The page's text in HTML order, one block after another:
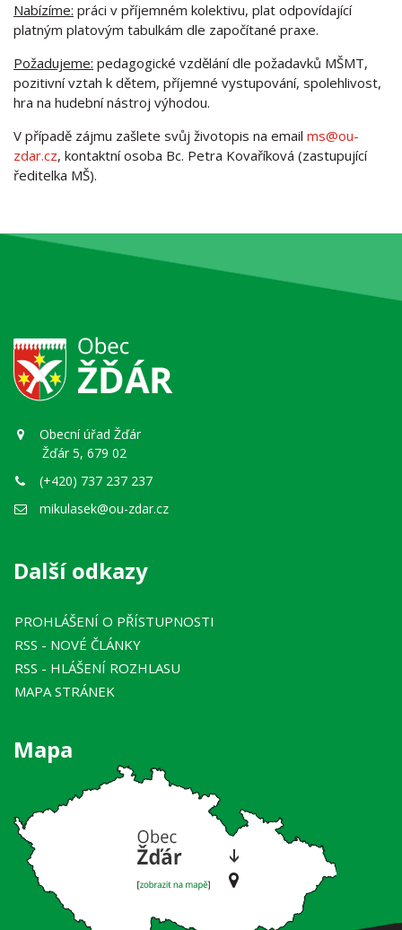
Nabízíme: práci v příjemném kolektivu, plat odpovídající
platným platovým tabulkám dle započítané praxe.
Požadujeme: pedagogické vzdělání dle požadavků MŠMT,
pozitivní vztah k dětem, příjemné vystupování, spolehlivost,
hra na hudební nástroj výhodou.
V případě zájmu zašlete svůj životopis na email ms@ou-
zdar.cz, kontaktní osoba Bc. Petra Kovaříková (zastupující
ředitelka MŠ).
Obecní úřad Žďár
Žďár 5, 679 02
(+420) 737 237 237
mikulasek@ou-zdar.cz
Další odkazy
PROHLÁŠENÍ O PŘÍSTUPNOSTI
RSS - NOVÉ ČLÁNKY
RSS - HLÁŠENÍ ROZHLASU
MAPA STRÁNEK
Mapa